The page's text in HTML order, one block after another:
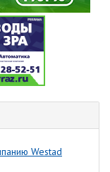
Westad